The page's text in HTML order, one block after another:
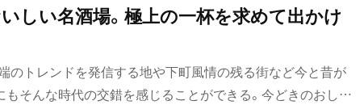
しい名酒場。極上の一杯を求めて出かけ
端のトレンドを発信する地や下町風情の残る街など今と昔が
もそんな時代の交錯を感じることができる。今どきのおしゃ